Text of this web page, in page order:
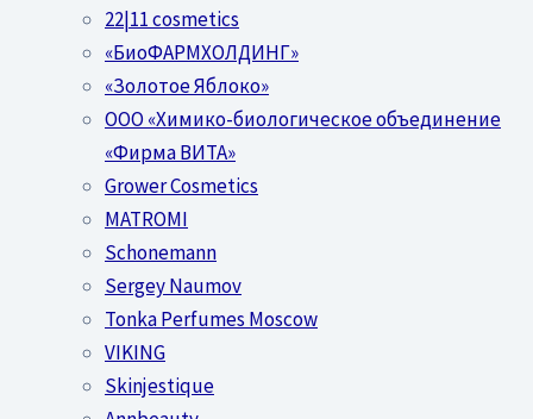
22|11 cosmetics
«БиоФАРМХОЛДИНГ»
«Золотое Яблоко»
OOO «Химико-биологическое объединение
«Фирма ВИТА»
Grower Cosmetics
MATROMI
Schonemann
Sergey Naumov
Tonka Perfumes Moscow
VIKING
Skinjestique